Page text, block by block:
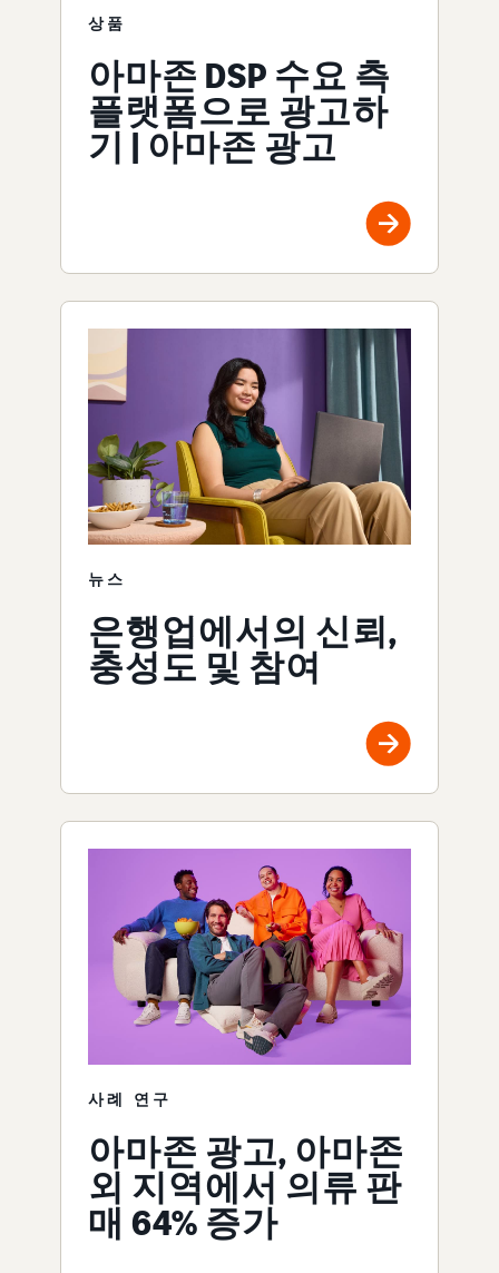
상품
아마존 DSP 수요 측
플랫폼으로 광고하
기 | 아마존 광고
뉴스
은행업에서의 신뢰,
충성도 및 참여
사례 연구
아마존 광고, 아마존
외 지역에서 의류 판
매 64% 증가